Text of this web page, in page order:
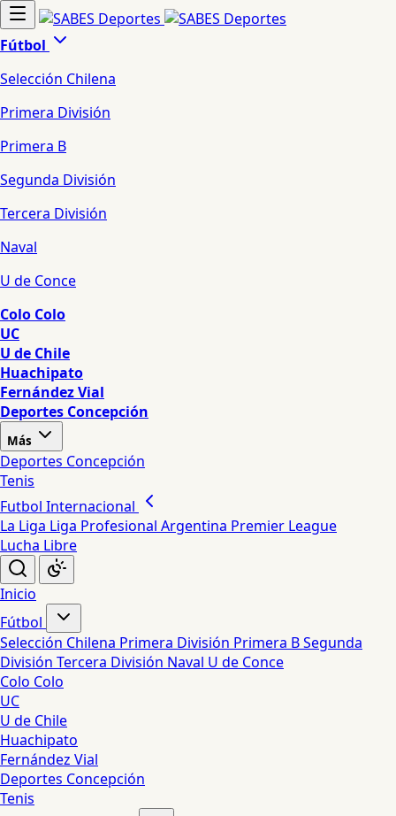
Fútbol
Selección Chilena
Primera División
Primera B
Segunda División
Tercera División
Naval
U de Conce
Colo Colo
UC
U de Chile
Huachipato
Fernández Vial
Deportes Concepción
Más
Deportes Concepción
Tenis
Futbol Internacional
La Liga Liga Profesional Argentina Premier League
Lucha Libre
Inicio
Fútbol
Selección Chilena Primera División Primera BSegunda
División Tercera División Naval U de Conce
Colo Colo
UC
U de Chile
Huachipato
Fernández Vial
Deportes Concepción
Tenis